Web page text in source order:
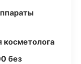
косметолога
без